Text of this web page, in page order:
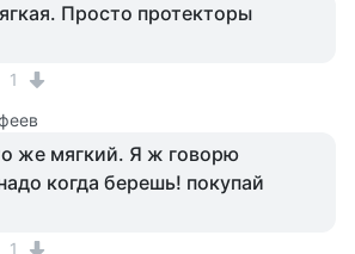
Просто протекторы
1
же мягкий. Я ж говорю
когда берешь! покупай
1